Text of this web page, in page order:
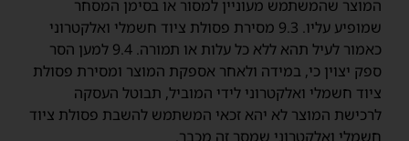
המוצר שהמשתמש מעוניין למסור או בסימן המסחר
שמופיע עליו. 9.3 מסירת פסולת ציוד חשמלי ואלקטרוני
כאמור לעיל תהא ללא כל עלות או תמורה. 9.4 למען הסר
ספק יצוין כי, במידה ולאחר אספקת המוצר ומסירת פסולת
ציוד חשמלי ואלקטרוני לידי המוביל, תבוטל העסקה
לרכישת המוצר לא יהא זכאי המשתמש להשבת פסולת ציוד
חשמלי ואלקטרוני שמסר זה מכבר.